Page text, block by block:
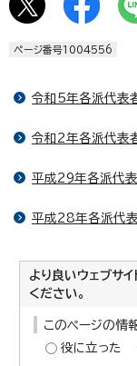
ページ番号1004556
令和5年各派代表
令和2年各派代表
平成29年各派代
平成28年各派代
より良いウェブサ
ください。
このページの情
役に立った